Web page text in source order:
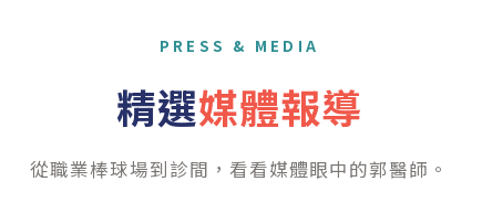
PRESS & MEDIA
精選媒體報導
從職業棒球場到診間，看看媒體眼中的郭醫師。